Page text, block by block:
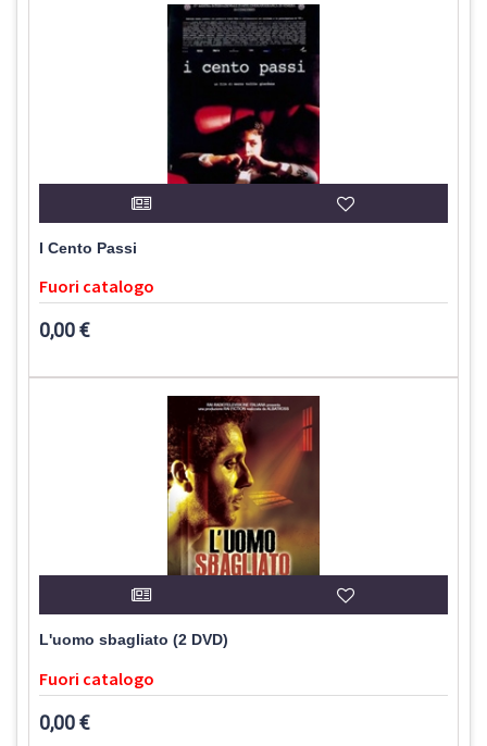
I Cento Passi
Fuori catalogo
0,00 €
L'uomo sbagliato (2 DVD)
Fuori catalogo
0,00 €